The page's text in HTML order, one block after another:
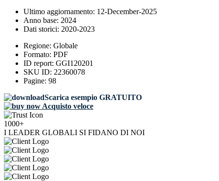
Ultimo aggiornamento: 12-December-2025
Anno base: 2024
Dati storici: 2020-2023
Regione: Globale
Formato: PDF
ID report: GGI120201
SKU ID: 22360078
Pagine: 98
Scarica esempio GRATUITO
Acquisto veloce
1000+
I LEADER GLOBALI SI FIDANO DI NOI